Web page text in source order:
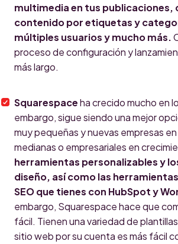
multimedia en tus publicaciones,
contenido por etiquetas y
múltiples usuarios y mucho más.
proceso de configuración y
más largo.
Squarespaceha crecido mucho en
embargo, sigue siendo una mejor
muy pequeñas y nuevas empresas
medianas o empresariales en
herramientas personalizables y
diseño, así como las
SEO que tienes con HubSpot y
embargo, Squarespace hace que
fácil. Tienen una variedad de
sitio web por su cuenta es más fácil